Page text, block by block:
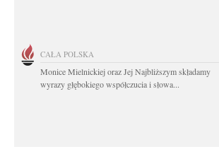
CAŁA POLSKA
Monice Mielnickiej oraz Jej Najbliższym składamy
wyrazy głębokiego współczucia i słowa...